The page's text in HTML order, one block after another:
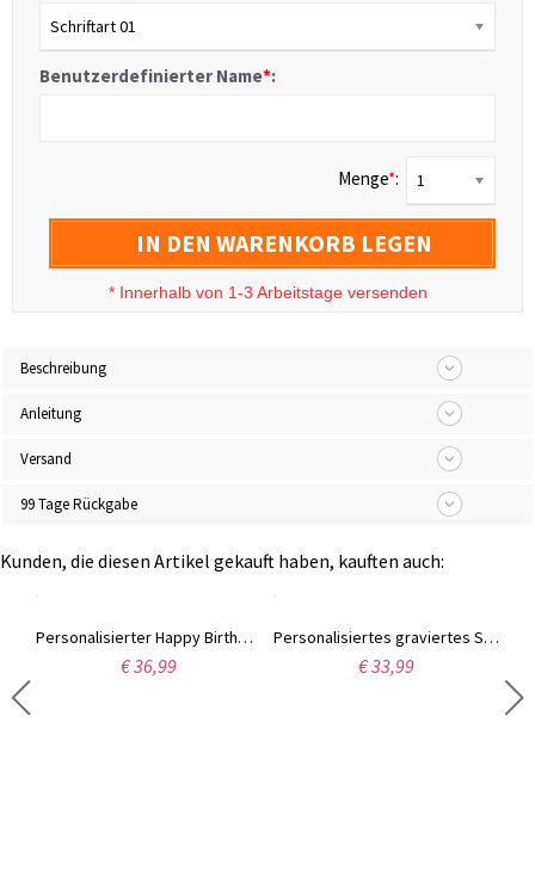
Schriftart 01
Benutzerdefinierter Name*:
Menge*: 1
IN DEN WARENKORB LEGEN
* Innerhalb von 1-3 Arbeitstage versenden
Beschreibung
Anleitung
Versand
99 Tage Rückgabe
Kunden, die diesen Artikel gekauft haben, kauften auch:
Personalisierter Happy Birthday-Teller mit Namen und Datum, personalisierter Kuchen-Dessertteller aus Keramik, Pastellblumen, Geschenk für Kindergeburtstag/Themenparty
€ 36,99
Personalisiertes graviertes Silikon-Lätzchen, Saugnapf und Teller, Löffel-Fütterungsset, Baby-geführte Entwöhnungsartikel, neues Baby-Kleinkind-Geschirr
€ 33,99